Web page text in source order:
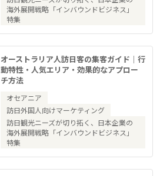
海外展開戦略「インバウンドビジネス」
特集
オーストラリア人訪日客の集客ガイド｜行
動特性・人気エリア・効果的なアプロー
チ方法
オセアニア
訪日外国人向けマーケティング
訪日観光ニーズが切り拓く、日本企業の
海外展開戦略「インバウンドビジネス」
特集